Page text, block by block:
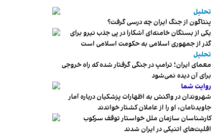
تحلیل
پنتاگون از جنگ ایران چه درسی گرفت؟
یکی از بستگان خامنه‌ای آشکارا در پی جذب نیرو برای
گذر از جمهوری اسلامی به حکومت اسلامی است
تحلیل
معمای ایران؛ ترامپ در جنگی گرفتار شده که راه خروجی
برای آن دیده نمی‌شود
روایت شما
شهروندان در واکنش به اظهارات پزشکیان درباره آمار
جاویدنامان، او را از عاملان کشتار خواندند
کارشناسان سازمان ملل خواستار توقف سرکوب
اقلیت‌های اتنیکی در ایران شدند